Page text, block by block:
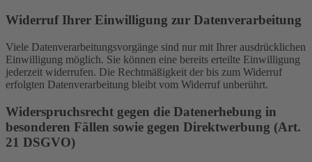
Widerruf Ihrer Einwilligung zur Datenverarbeitung
Viele Datenverarbeitungsvorgänge sind nur mit Ihrer ausdrücklichen
Einwilligung möglich. Sie können eine bereits erteilte Einwilligung
jederzeit widerrufen. Die Rechtmäßigkeit der bis zum Widerruf
erfolgten Datenverarbeitung bleibt vom Widerruf unberührt.
Widerspruchsrecht gegen die Datenerhebung in
besonderen Fällen sowie gegen Direktwerbung (Art.
21 DSGVO)